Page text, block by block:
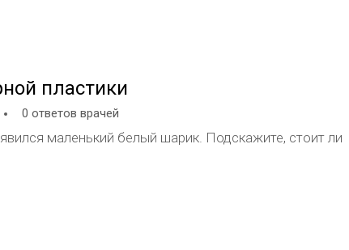
пластики
0 ответов врачей
маленький белый шарик. Подскажите, стоит ли